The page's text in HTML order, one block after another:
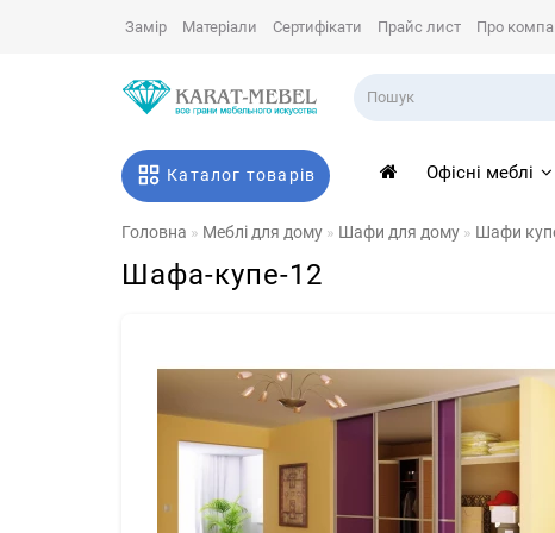
Замір Матеріали Сертифікати Прайс лист Про
Каталог товарів Офісні меблі
Головна Меблі для дому Шафи для дому Шафи
Шафа-купе-12